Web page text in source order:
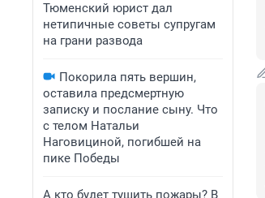
Тюменский юрист дал
нетипичные советы супругам
на грани развода
Покорила пять вершин,
оставила предсмертную
записку и послание сыну. Что
с телом Натальи
Наговициной, погибшей на
пике Победы
А кто будет тушить пожары? В